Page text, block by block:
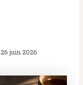
26 juin 2026